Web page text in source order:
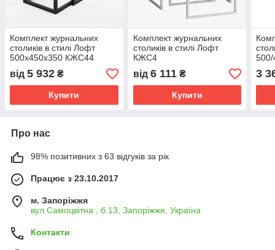
Комплект журнальних
столиків в стилі Лофт
500х450х350 КЖС44
від 5 932 ₴
Купити
Комплект журнальних
столиків в стилі Лофт
КЖС4
від 6 111₴
Купити
3
Про нас
98% позитивних з 63 відгуків за рік
Працює з 23.10.2017
м. Запоріжжя
вул.Самоцвітна , б.13, Запоріжжя, Україна
Контакти